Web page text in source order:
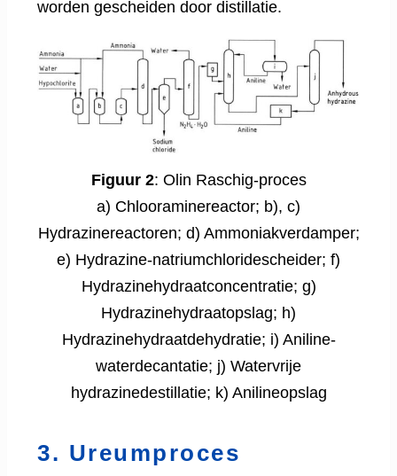
worden gescheiden door distillatie.
Figuur 2: Olin Raschig-proces
a) Chlooraminereactor; b), c)
Hydrazinereactoren; d) Ammoniakverdamper;
e) Hydrazine-natriumchloridescheider; f)
Hydrazinehydraatconcentratie; g)
Hydrazinehydraatopslag; h)
Hydrazinehydraatdehydratie; i) Aniline-
waterdecantatie; j) Watervrije
hydrazinedestillatie; k) Anilineopslag
3. Ureumproces